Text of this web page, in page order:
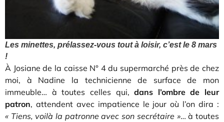
Les minettes, prélassez-vous tout à loisir, c’est le 8 mars
!
À Josiane de la caisse N° 4 du supermarché près de chez
moi, à Nadine la technicienne de surface de mon
immeuble… à toutes celles qui,dans l’ombre de leur
patron, attendent avec impatience le jour où l’on dira :
« Tiens, voilà la patronne avec son secrétaire »… à toutes